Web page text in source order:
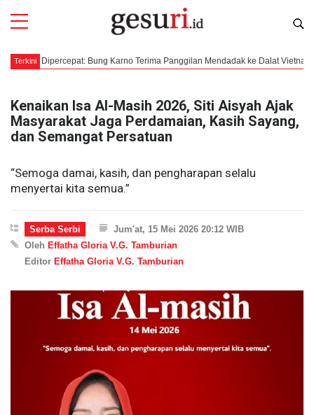
Terkini Bung Karno Terima Panggilan Mendadak ke Dalat Vietnam
Kenaikan Isa Al-Masih 2026, Siti Aisyah Ajak
Masyarakat Jaga Perdamaian, Kasih Sayang,
dan Semangat Persatuan
“Semoga damai, kasih, dan pengharapan selalu
menyertai kita semua.”
Serba Serbi
Jum'at, 15 Mei 2026 20:12 WIB
Oleh Effatha Gloria V.G. Tamburian
Editor Effatha Gloria V.G. Tamburian